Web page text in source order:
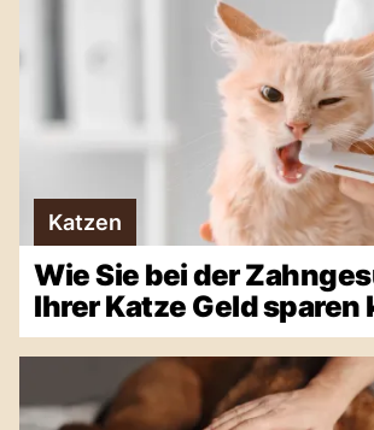
Katzen
Wie Sie bei der
Ihrer Katze Geld sparen